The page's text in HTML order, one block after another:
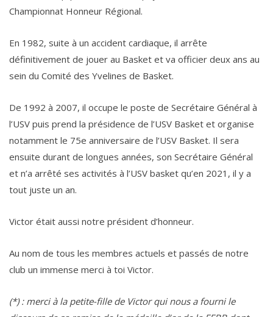
Championnat Honneur Régional.
En 1982, suite à un accident cardiaque, il arrête
définitivement de jouer au Basket et va officier deux ans au
sein du Comité des Yvelines de Basket.
De 1992 à 2007, il occupe le poste de Secrétaire Général à
l’USV puis prend la présidence de l’USV Basket et organise
notamment le 75e anniversaire de l’USV Basket. Il sera
ensuite durant de longues années, son Secrétaire Général
et n’a arrêté ses activités à l’USV basket qu’en 2021, il y a
tout juste un an.
Victor était aussi notre président d’honneur.
Au nom de tous les membres actuels et passés de notre
club un immense merci à toi Victor.
(*) : merci à la petite-fille de Victor qui nous a fourni le